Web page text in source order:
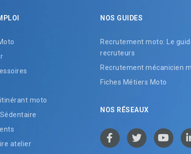
moto
atelier
NOS GUIDES
Recrutement moto: Le
recruteurs
Recrutement mécanicien
Fiches Métiers Moto
NOS RÉSEAUX